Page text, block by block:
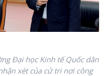
Đại học Kinh tế Quốc dân
xét của cử tri nơi công